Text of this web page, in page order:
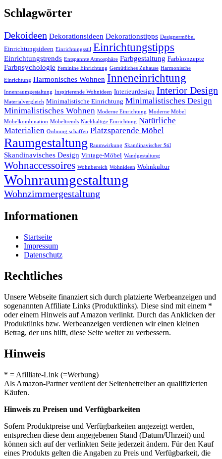
Schlagwörter
Dekoideen Dekorationsideen Dekorationstipps Designermöbel
Einrichtungsideen Einrichtungsstil Einrichtungstipps
Einrichtungstrends Entspannte Atmosphäre Farbgestaltung Farbkonzepte
Farbpsychologie Feminine Einrichtung Gemütliches Zuhause Harmonische
Einrichtung Harmonisches Wohnen Inneneinrichtung
Innenraumgestaltung Inspirierende Wohnideen Interieurdesign Interior Design
Materialvergleich Minimalistische Einrichtung Minimalistisches Design
Minimalistisches Wohnen Moderne Einrichtung Moderne Möbel
Möbelkombination Möbeltrends Nachhaltige Einrichtung Natürliche
Materialien Ordnung schaffen Platzsparende Möbel
Raumgestaltung Raumwirkung Skandinavischer Stil
Skandinavisches Design Vintage-Möbel Wandgestaltung
Wohnaccessoires Wohnbereich Wohnideen Wohnkultur
Wohnraumgestaltung
Wohnzimmergestaltung
Informationen
Startseite
Impressum
Datenschutz
Rechtliches
Unsere Webseite finanziert sich durch platzierte Werbeanzeigen und
sogenannten Affiliate Links (Produktlinks). Diese sind mit einem *
oder einem Hinweis auf Amazon verlinkt. Durch das Anklicken der
Produktlinks bzw. Werbeanzeigen verdienen wir einen kleinen
Betrag, der uns hilft, diese Seite weiter zu verbessern.
Hinweis
* = Afilliate-Link (=Werbung)
Als Amazon-Partner verdient der Seitenbetreiber an qualifizierten
Käufen.
Hinweis zu Preisen und Verfügbarkeiten
Sofern Produktpreise und Verfügbarkeiten angezeigt werden,
entsprechen diese dem angegebenen Stand (Datum/Uhrzeit) und
können sich auf der verlinkten Seite jederzeit ändern. Für den Kauf
eines Produkts gelten die Angaben zu Preis und Verfügbarkeit, die